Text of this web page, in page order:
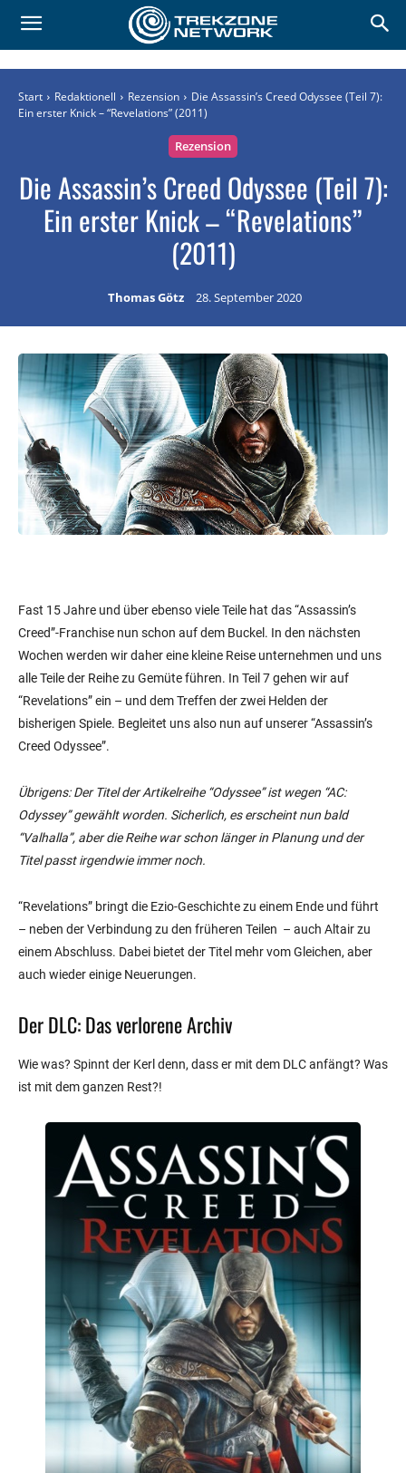
Start Redaktionell Rezension
Die Assassin’s Creed Odyssee (Teil 7):
Ein erster Knick – “Revelations” (2011)
Rezension
Die Assassin’s Creed Odyssee (Teil 7):
Ein erster Knick – “Revelations”
(2011)
Thomas Götz 28. September 2020
Fast 15 Jahre und über ebenso viele Teile hat das “Assassin’s
Creed”-Franchise nun schon auf dem Buckel. In den nächsten
Wochen werden wir daher eine kleine Reise unternehmen und uns
alle Teile der Reihe zu Gemüte führen. In Teil 7 gehen wir auf
“Revelations” ein – und dem Treffen der zwei Helden der
bisherigen Spiele. Begleitet uns also nun auf unserer “Assassin’s
Creed Odyssee”.
Übrigens: Der Titel der Artikelreihe “Odyssee” ist wegen “AC:
Odyssey” gewählt worden. Sicherlich, es erscheint nun bald
“Valhalla”, aber die Reihe war schon länger in Planung und der
Titel passt irgendwie immer noch.
“Revelations” bringt die Ezio-Geschichte zu einem Ende und führt
– neben der Verbindung zu den früheren Teilen – auch Altair zu
einem Abschluss. Dabei bietet der Titel mehr vom Gleichen, aber
auch wieder einige Neuerungen.
Der DLC: Das verlorene Archiv
Wie was? Spinnt der Kerl denn, dass er mit dem DLC anfängt? Was
ist mit dem ganzen Rest?!